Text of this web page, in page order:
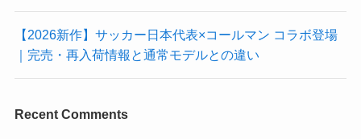
【2026新作】サッカー日本代表×コールマン コラボ登場
｜完売・再入荷情報と通常モデルとの違い
Recent Comments